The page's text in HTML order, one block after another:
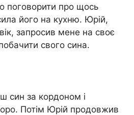
поговорити про щось
його на кухню. Юрій,
запросив мене на своє
свого сина.
син за кордоном і
Потім Юрій продовжив